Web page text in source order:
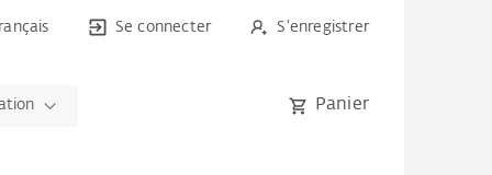
Se connecter S'enregistrer
Panier